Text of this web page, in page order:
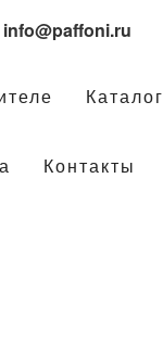
Каталог
Контакты